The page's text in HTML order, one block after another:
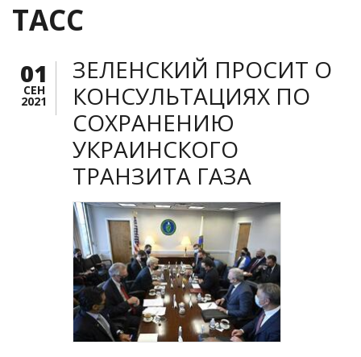
ТАСС
01
СЕН
2021
ЗЕЛЕНСКИЙ ПРОСИТ О
КОНСУЛЬТАЦИЯХ ПО
СОХРАНЕНИЮ
УКРАИНСКОГО
ТРАНЗИТА ГАЗА